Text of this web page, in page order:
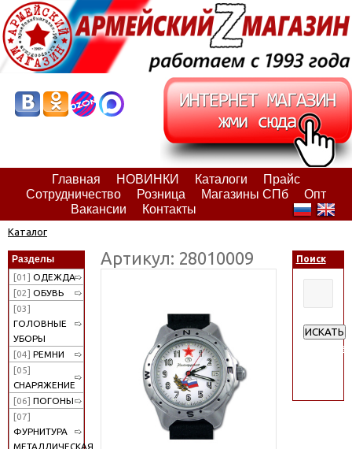
Главная НОВИНКИ Каталоги
Прайс
Сотрудничество
Розница Магазины СПб
Опт
Вакансии
Контакты
Каталог
Разделы
[01] ОДЕЖДА
[02] ОБУВЬ
[03]
ГОЛОВНЫЕ
УБОРЫ
[04] РЕМНИ
[05]
СНАРЯЖЕНИЕ
[06] ПОГОНЫ
[07]
ФУРНИТУРА
МЕТАЛЛИЧЕСКАЯ
Артикул: 28010009 Поиск
ИСКАТЬ